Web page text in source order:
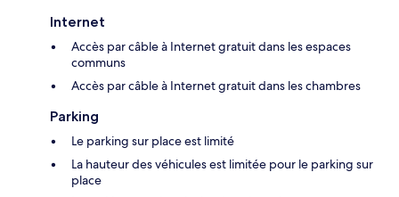
Internet
Accès par câble à Internet gratuit dans les espaces
communs
Accès par câble à Internet gratuit dans les chambres
Parking
Le parking sur place est limité
La hauteur des véhicules est limitée pour le parking sur
place